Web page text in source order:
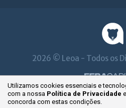
Utilizamos cookies essenciais e
com a nossa Política de Privacidade
concorda com estas condições.
2026 © Leoa - Todos os